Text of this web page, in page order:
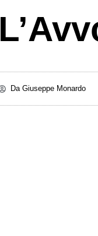
DaGiuseppe Monardo